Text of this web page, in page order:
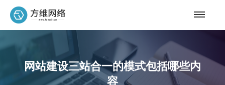
网站建设三站合一的模式包括哪些内
容